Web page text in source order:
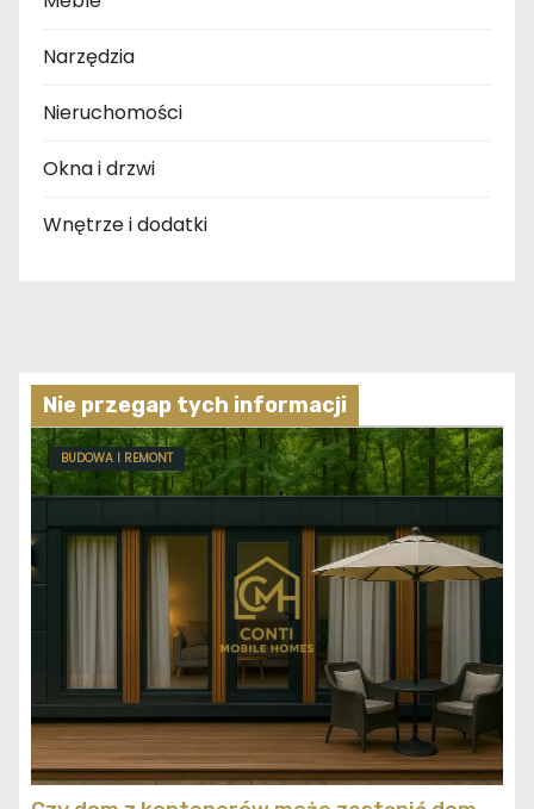
Narzędzia
Nieruchomości
Okna i drzwi
Wnętrze i dodatki
Nie przegap tych informacji
BUDOWA I REMONT